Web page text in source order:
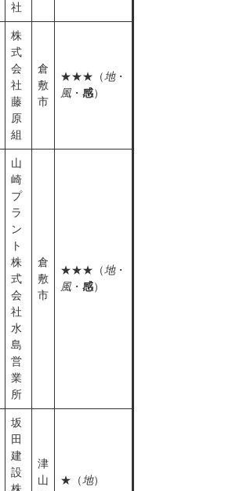
社
株
式
会
社
藤
原
組
倉
敷
市
★★★（地・
風 ・ 感）
山
崎
プ
ラ
ン
ト
株
式
会
社
水
島
営
業
所
倉
敷
市
★★★（地・
風 ・ 感）
坂
田
建
設
津
山
★（地）